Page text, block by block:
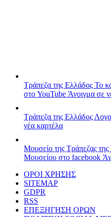
Τράπεζα της Ελλάδος Το
στο YouTube Άνοιγμα σε
Τράπεζα της Ελλάδος
νέα καρτέλα
Μουσείο της Τράπεζας
Μουσείου στο facebook
ΟΡΟΙ ΧΡΗΣΗΣ
SITEMAP
GDPR
RSS
ΕΠΕΞΗΓΗΣΗ ΟΡΩΝ